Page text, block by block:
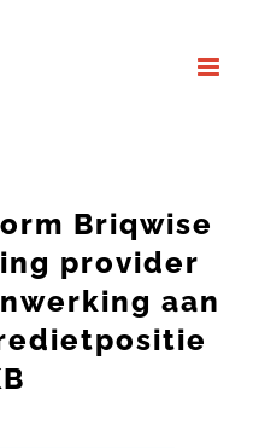
Briqwise
provider
aan